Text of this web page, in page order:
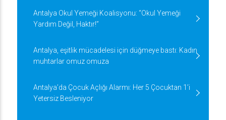
Antalya Okul Yemeği Koalisyonu: “Okul Yemeği
Yardım Değil, Haktır!”
Antalya, eşitlik mücadelesi için düğmeye bastı: Kadın
muhtarlar omuz omuza
Antalya’da Çocuk Açlığı Alarmı: Her 5 Çocuktan 1’i
Yetersiz Besleniyor